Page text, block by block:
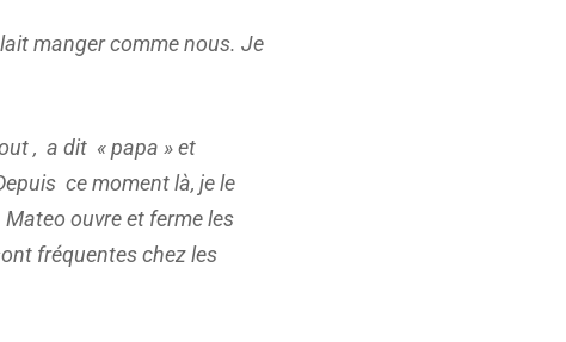
manger comme nous. Je
, a dit « papa » et
ce moment là, je le
ouvre et ferme les
fréquentes chez les